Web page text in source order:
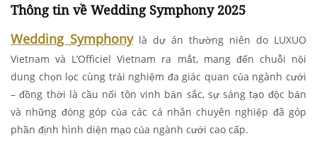
Thông tin về Wedding Symphony 2025
Wedding Symphonylà dự án thường niên do LUXUO
Vietnam và L’Officiel Vietnam ra mắt, mang đến chuỗi nội
dung chọn lọc cùng trải nghiệm đa giác quan của ngành cưới
– đồng thời là cầu nối tôn vinh bản sắc, sự sáng tạo độc bản
và những đóng góp của các cá nhân chuyên nghiệp đã góp
phần định hình diện mạo của ngành cưới cao cấp.